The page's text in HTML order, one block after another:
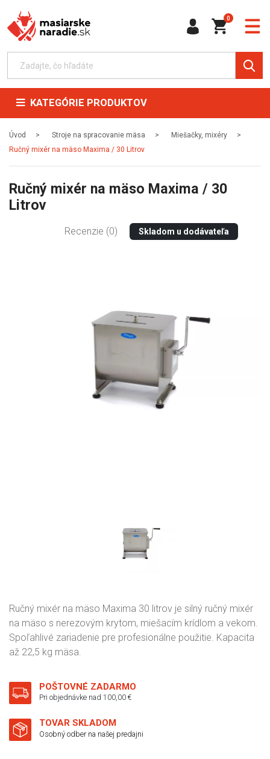
0
KATEGÓRIE PRODUKTOV
Úvod Stroje na spracovanie mäsa
Miešačky, mixéry
Ručný mixér na mäso Maxima / 30 Litrov
Ručný mixér na mäso Maxima / 30
Litrov
Recenzie (0) Skladom u dodávateľa
Ručný mixér na mäso Maxima 30 litrov je silný ručný mixér
na mäso s nerezovým krytom, miešacím krídlom a vekom.
Spoľahlivé zariadenie pre profesionálne použitie. Kapacita
až 22,5 kg mäsa.
POŠTOVNÉ ZADARMO
Pri objednávke nad 100,00 €
TOVAR SKLADOM
Osobný odber na našej predajni